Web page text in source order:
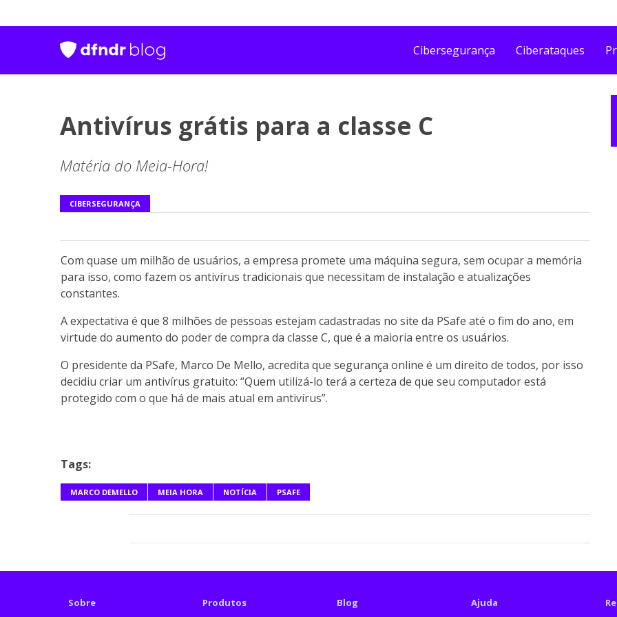
Cibersegurança Ciberataques
Antivírus grátis para a classe C
Matéria do Meia-Hora!
CIBERSEGURANÇA
Com quase um milhão de usuários, a empresa promete uma máquina segura, sem ocupar a memória
para isso, como fazem os antivírus tradicionais que necessitam de instalação e atualizações
constantes.
A expectativa é que 8 milhões de pessoas estejam cadastradas no site da PSafe até o fim do ano, em
virtude do aumento do poder de compra da classe C, que é a maioria entre os usuários.
O presidente da PSafe, Marco De Mello, acredita que segurança online é um direito de todos, por isso
decidiu criar um antivírus gratuito: “Quem utilizá-lo terá a certeza de que seu computador está
protegido com o que há de mais atual em antivírus”.
Tags:
MARCO DEMELLO MEIA HORA NOTÍCIA PSAFE
Sobre Produtos Blog Ajuda